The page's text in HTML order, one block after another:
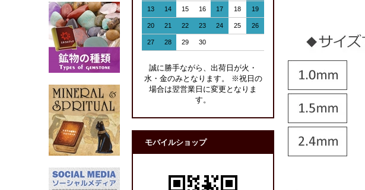
13 14 15 16 17 18 19
20 21 22 23 24 25 26
27 28 29 30
誠に勝手ながら、出荷日が火・
水・金のみとなります。 ※祝日の
場合は翌営業日に変更となりま
す。
モバイルショップ